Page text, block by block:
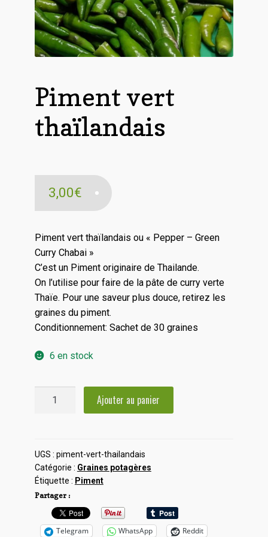
Piment vert
thaïlandais
3,00€
Piment vert thaïlandais ou « Pepper – Green
Curry Chabai »
C’est un Piment originaire de Thailande.
On l’utilise pour faire de la pâte de curry verte
Thaïe. Pour une saveur plus douce, retirez les
graines du piment.
Conditionnement: Sachet de 30 graines
6 en stock
quantité
thaïlandais
Ajouter au panier
UGS : piment-vert-thailandais
Catégorie : Graines potagères
Étiquette : Piment
Partager :
Telegram WhatsApp
Reddit